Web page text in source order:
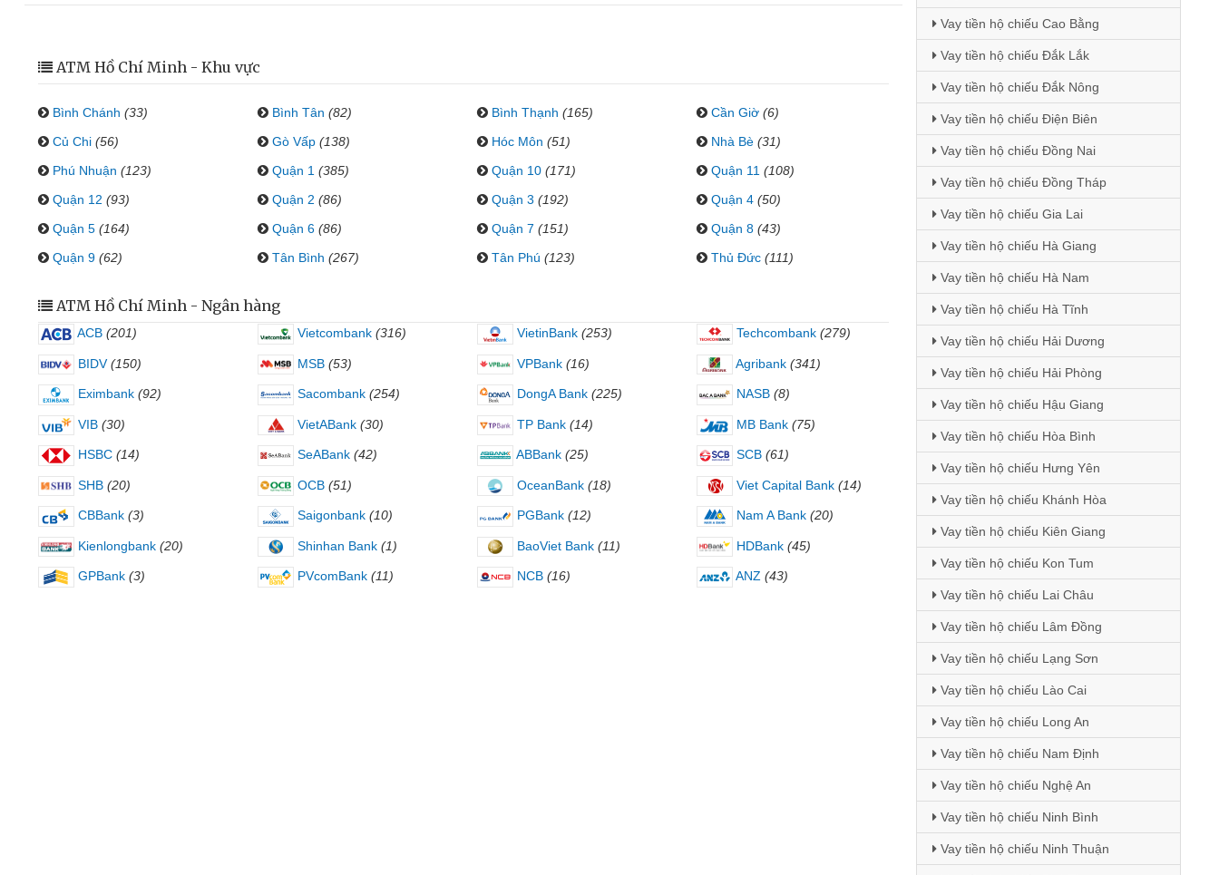
ATM Hồ Chí Minh - Khu vực
Bình Chánh (33) Bình Tân (82) Bình Thạnh (165) Cần Giờ (6)
Củ Chi (56) Gò Vấp (138) Hóc Môn (51) Nhà Bè (31)
Phú Nhuận (123) Quận 1 (385) Quận 10 (171) Quận 11 (108)
Quận 12 (93) Quận 2 (86) Quận 3 (192) Quận 4 (50)
Quận 5 (164) Quận 6 (86) Quận 7 (151) Quận 8 (43)
Quận 9 (62) Tân Bình (267) Tân Phú (123) Thủ Đức (111)
ATM Hồ Chí Minh - Ngân hàng
ACB (201) Vietcombank (316) VietinBank (253) Techcombank (279)
BIDV (150) MSB (53) VPBank (16) Agribank (341)
Eximbank (92) Sacombank (254) DongA Bank (225) NASB (8)
VIB (30) VietABank (30) TP Bank (14) MB Bank (75)
HSBC (14) SeABank (42) ABBank (25) SCB (61)
SHB (20) OCB (51) OceanBank (18) Viet Capital Bank (14)
CBBank (3) Saigonbank (10) PGBank (12) Nam A Bank (20)
Kienlongbank (20) Shinhan Bank (1) BaoViet Bank (11) HDBank (45)
GPBank (3) PVcomBank (11) NCB (16) ANZ (43)
Vay tiền hộ chiếu Cao Bằng
Vay tiền hộ chiếu Đắk Lắk
Vay tiền hộ chiếu Đắk Nông
Vay tiền hộ chiếu Điện Biên
Vay tiền hộ chiếu Đồng Nai
Vay tiền hộ chiếu Đồng Tháp
Vay tiền hộ chiếu Gia Lai
Vay tiền hộ chiếu Hà Giang
Vay tiền hộ chiếu Hà Nam
Vay tiền hộ chiếu Hà Tĩnh
Vay tiền hộ chiếu Hải Dương
Vay tiền hộ chiếu Hải Phòng
Vay tiền hộ chiếu Hậu Giang
Vay tiền hộ chiếu Hòa Bình
Vay tiền hộ chiếu Hưng Yên
Vay tiền hộ chiếu Khánh Hòa
Vay tiền hộ chiếu Kiên Giang
Vay tiền hộ chiếu Kon Tum
Vay tiền hộ chiếu Lai Châu
Vay tiền hộ chiếu Lâm Đồng
Vay tiền hộ chiếu Lạng Sơn
Vay tiền hộ chiếu Lào Cai
Vay tiền hộ chiếu Long An
Vay tiền hộ chiếu Nam Định
Vay tiền hộ chiếu Nghệ An
Vay tiền hộ chiếu Ninh Bình
Vay tiền hộ chiếu Ninh Thuận